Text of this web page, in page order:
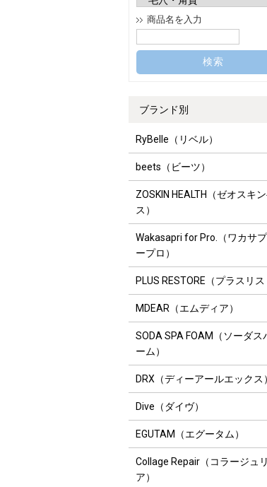
商品名を入力
ブランド別
RyBelle（リベル）
beets（ビーツ）
ZOSKIN HEALTH（ゼオスキ
ス）
Wakasapri for Pro.（ワカサ
ープロ）
PLUS RESTORE（プラスリス
MDEAR（エムディア）
SODA SPA FOAM（ソーダス
ーム）
DRX（ディーアールエックス）
Dive（ダイヴ）
EGUTAM（エグータム）
Collage Repair（コラージュ
ア）